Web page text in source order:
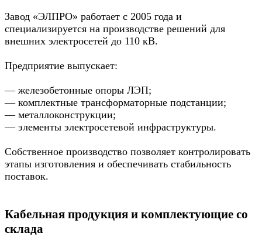
Завод «ЭЛПРО» работает с 2005 года и
специализируется на производстве решений для
внешних электросетей до 110 кВ.
Предприятие выпускает:
— железобетонные опоры ЛЭП;
— комплектные трансформаторные подстанции;
— металлоконструкции;
— элементы электросетевой инфраструктуры.
Собственное производство позволяет контролировать
этапы изготовления и обеспечивать стабильность
поставок.
Кабельная продукция и комплектующие со
склада